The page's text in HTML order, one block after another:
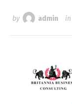
by admin in